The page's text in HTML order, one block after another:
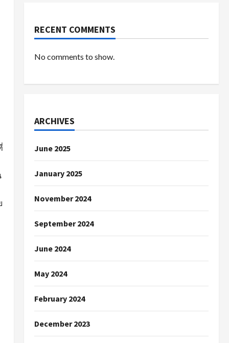
RECENT COMMENTS
No comments to show.
ARCHIVES
June 2025
January 2025
November 2024
September 2024
June 2024
May 2024
February 2024
December 2023